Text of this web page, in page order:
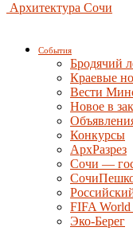
Архитектура Сочи
События
Бродячий
Краевые
Вести
Новое в
Конкурсы
АрхРазрез
Сочи —
FIFA World
Эко-Берег